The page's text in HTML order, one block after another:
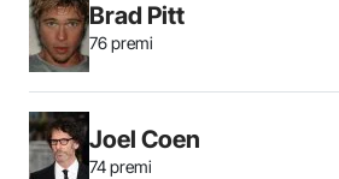
Brad Pitt
76 premi
Joel Coen
74 premi